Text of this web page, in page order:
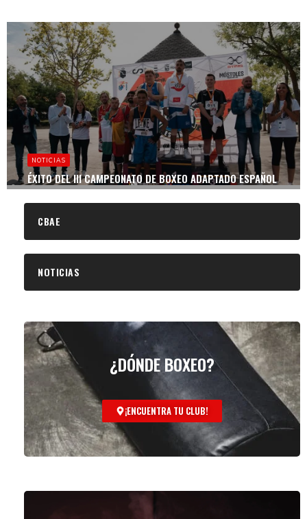
NOTICIAS
ÉXITO DEL III CAMPEONATO DE BOXEO ADAPTADO ESPAÑOL
CBAE
NOTICIAS
¿DÓNDE BOXEO?
¡ENCUENTRA TU CLUB!